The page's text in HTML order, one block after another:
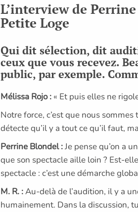
L’interview de
Petite Loge
Qui dit sélection, dit
ceux que vous recevez.
public, par exemple.
Mélissa Rojo : « Et puis elles ne
Notre force, c’est que nous
détecte qu’il y a tout ce qu’il faut,
Perrine Blondel :Je pense qu’on a
que son spectacle aille loin ? Est-
spectacle : c’est une démarche
M. R. :Au-delà de l’audition, il y a
humainement. Dans la discussion,